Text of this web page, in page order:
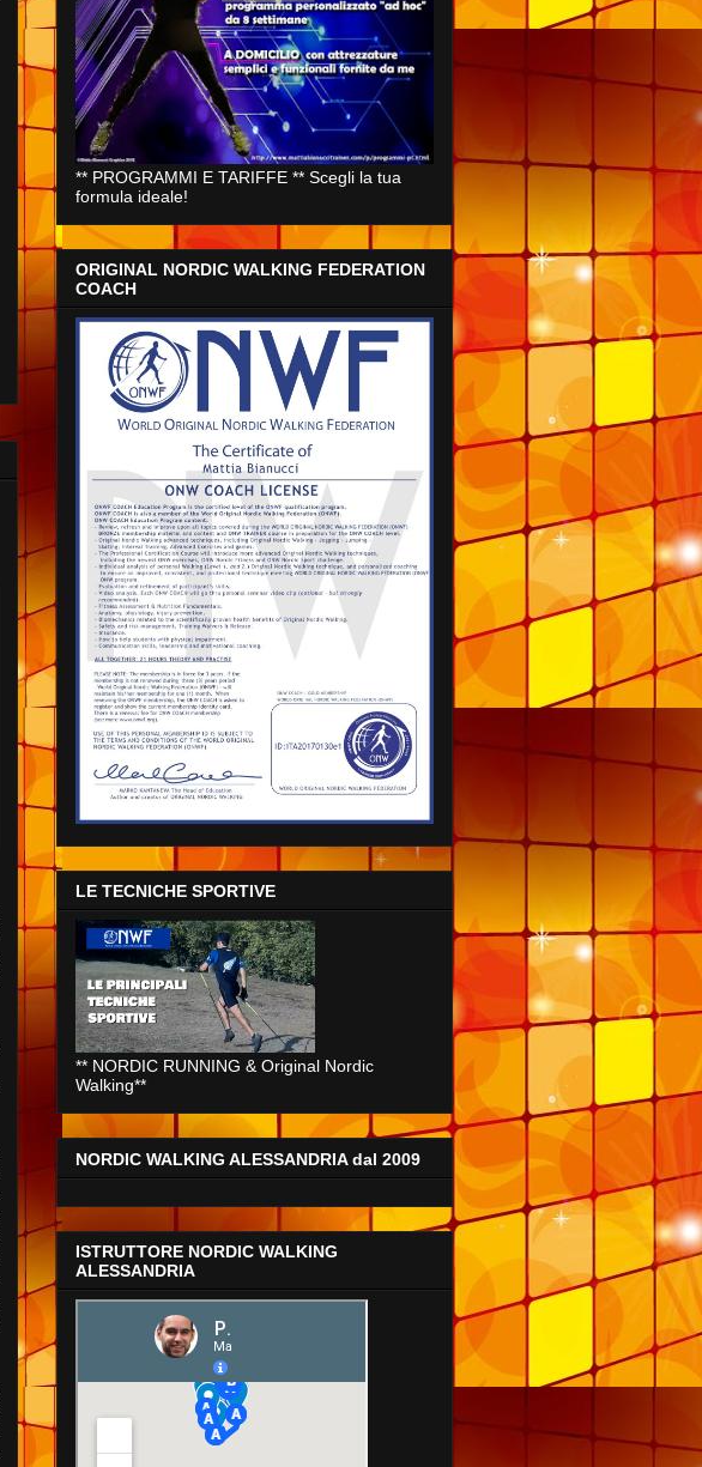
** PROGRAMMI E TARIFFE ** Scegli la tua
formula ideale!
ORIGINAL NORDIC WALKING FEDERATION
COACH
LE TECNICHE SPORTIVE
** NORDIC RUNNING & Original Nordic
Walking**
NORDIC WALKING ALESSANDRIA dal 2009
ISTRUTTORE NORDIC WALKING
ALESSANDRIA